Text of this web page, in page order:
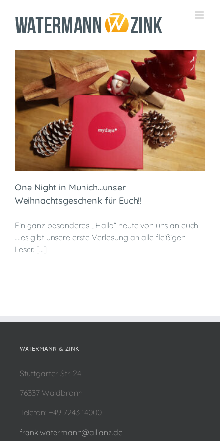
Inhalt
springen
One Night in Munich…unser
Weihnachtsgeschenk für Euch!!
Ein ganz besonderes „ Hallo“ heute von uns an euch
….es gibt unsere erste Verlosung an alle fleißigen
Leser. [...]
WATERMANN & ZINK
Stuttgarter Str. 24
76337 Waldbronn
Telefon: +49 7243 14000
frank.watermann@allianz.de